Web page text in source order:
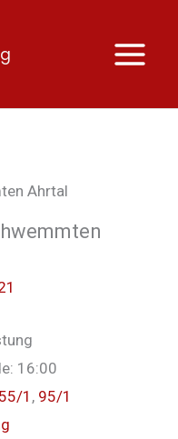
Ahrtal
16:00
55/1 , 95/1